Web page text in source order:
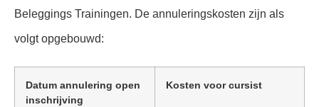
Beleggings Trainingen. De annuleringskosten zijn als
volgt opgebouwd:
Datum annulering open
inschrijving
Kosten voor cursist